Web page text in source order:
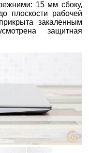
15 мм сбоку,
плоскости рабочей
закаленным
защитная